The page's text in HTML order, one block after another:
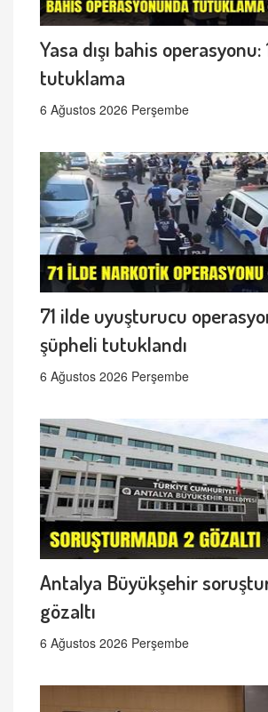
Yasa dışı bahis operasyonu:
tutuklama
6 Ağustos 2026 Perşembe
71 ilde uyuşturucu
şüpheli tutuklandı
6 Ağustos 2026 Perşembe
Antalya Büyükşehir
gözaltı
6 Ağustos 2026 Perşembe